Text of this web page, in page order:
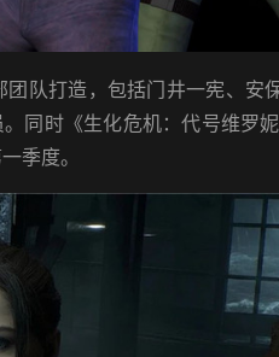
队打造，包括门井一宪、安
同时《生化危机：代号维罗
季度。